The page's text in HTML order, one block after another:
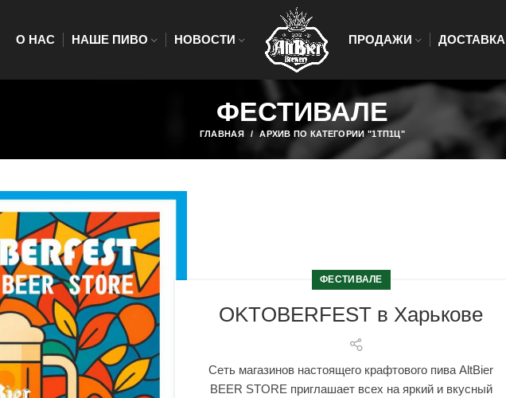
О НАС НАШЕ ПИВО НОВОСТИ ПРОДАЖИ ДОСТАВКА
ФЕСТИВАЛЕ
ГЛАВНАЯ АРХИВ ПО КАТЕГОРИИ "1ТП1Ц"
ФЕСТИВАЛЕ
OKTOBERFEST в Харькове
Сеть магазинов настоящего крафтового пива AltBier
BEER STORE приглашает всех на яркий и вкусный